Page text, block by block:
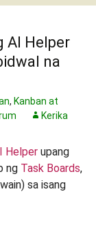
AI Helper
na
, Kanban at
Kerika
Helper upang
ng Task Boards,
sa isang